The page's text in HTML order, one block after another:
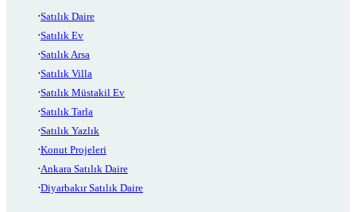
Satılık Daire
Satılık Ev
Satılık Arsa
Satılık Villa
Satılık Müstakil Ev
Satılık Tarla
Satılık Yazlık
Konut Projeleri
Ankara Satılık Daire
Diyarbakır Satılık Daire